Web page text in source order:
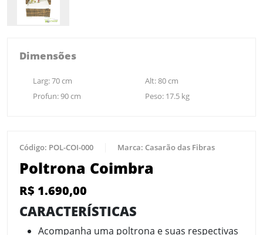
Dimensões
Larg:70cm Alt:80cm
Profun:90cm Peso: 17.5kg
Código: POL-COI-000 Marca: Casarão das Fibras
Poltrona Coimbra
R$ 1.690,00
CARACTERÍSTICAS
Acompanha uma poltrona e suas respectivas